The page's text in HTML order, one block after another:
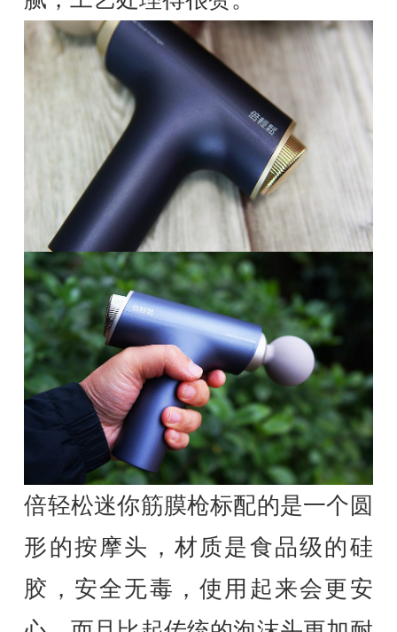
倍轻松迷你筋膜枪标配的是一个圆
形的按摩头，材质是食品级的硅
胶，安全无毒，使用起来会更安